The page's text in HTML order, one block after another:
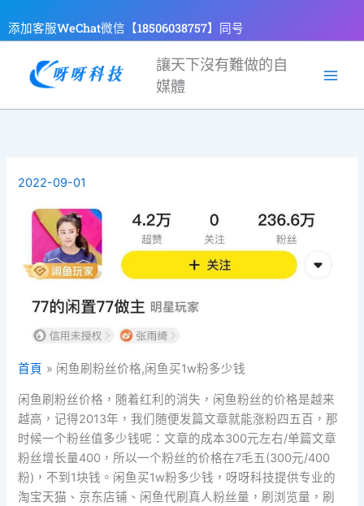
至
容
添加客服WeChat微信【18506038757】同号
讓天下沒有難做的自
媒體
2022-09-01
首頁 闲鱼刷粉丝价格,闲鱼买1w粉多少钱
闲鱼刷粉丝价格，随着红利的消失，闲鱼粉丝的价格是越来
越高，记得2013年，我们随便发篇文章就能涨粉四五百，那
时候一个粉丝值多少钱呢：文章的成本300元左右/单篇文章
粉丝增长量400，所以一个粉丝的价格在7毛五(300元/400
粉)，不到1块钱。闲鱼买1w粉多少钱，呀呀科技提供专业的
淘宝天猫、京东店铺、闲鱼代刷真人粉丝量，刷浏览量，刷